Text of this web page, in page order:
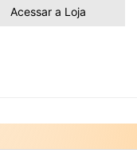
Acessar a Loja